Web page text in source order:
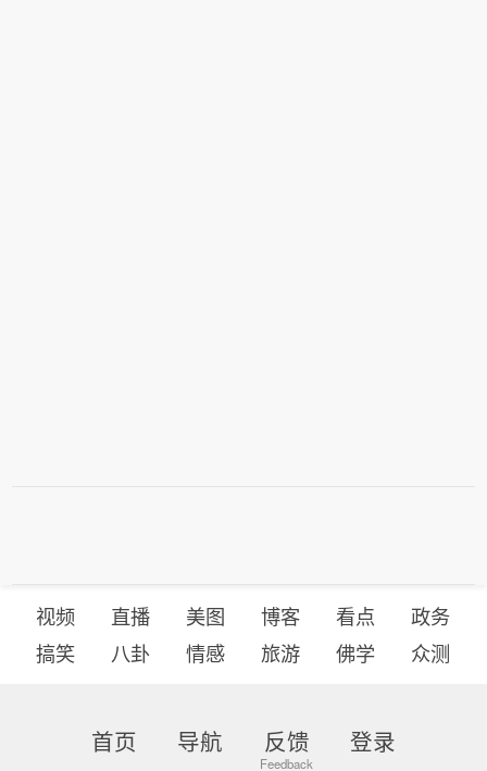
视频 直播 美图 博客 看点
政务
搞笑
八卦 情感 旅游 佛学 众测
首页 导航 反馈 登录